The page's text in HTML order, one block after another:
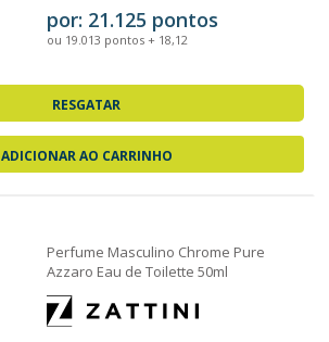
por: 21.125 pontos
ou 19.013 pontos + 18,12
RESGATAR
ADICIONAR AO CARRINHO
Perfume Masculino Chrome Pure
Azzaro Eau de Toilette 50ml